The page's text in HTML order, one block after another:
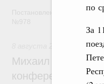
по
За
Постановление от 5
Отрасль
Михаил Мишустин
конференции